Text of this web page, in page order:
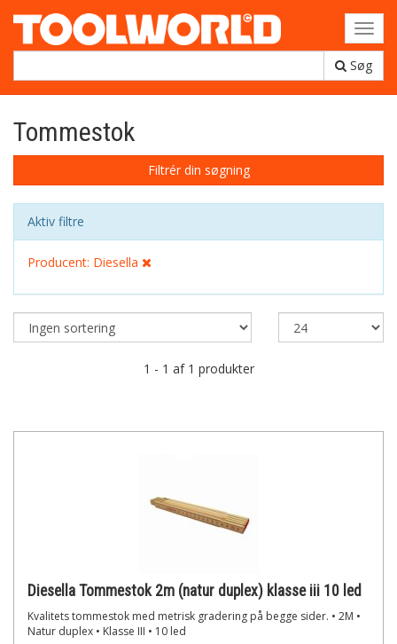
Søg
Tommestok
Filtrér din søgning
Aktiv filtre
Producent: Diesella
1 - 1 af 1 produkter
Diesella Tommestok 2m (natur duplex) klasse iii 10 led
Kvalitets tommestok med metrisk gradering på begge sider. • 2M •
Natur duplex • Klasse III • 10 led